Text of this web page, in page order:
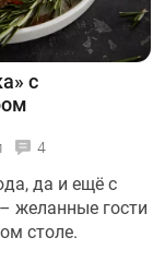
с
4
да и ещё с
желанные гости
столе.